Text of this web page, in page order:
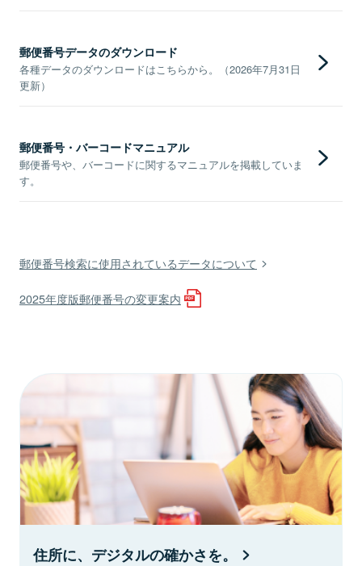
郵便番号データのダウンロード
各種データのダウンロードはこちらから。（2026年7月31日
更新）
郵便番号・バーコードマニュアル
郵便番号や、バーコードに関するマニュアルを掲載していま
す。
郵便番号検索に使用されているデータについて
2025年度版郵便番号の変更案内
住所に、デジタルの確かさを。